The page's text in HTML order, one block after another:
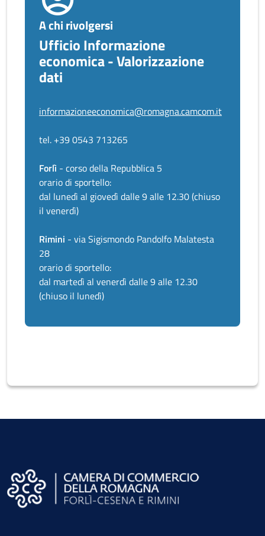
A chi rivolgersi
Ufficio Informazione
economica - Valorizzazione
dati
informazioneeconomica@romagna.camcom.it
tel. +39 0543 713265
Forlì - corso della Repubblica 5
orario di sportello:
dal lunedì al giovedì dalle 9 alle 12.30 (chiuso
il venerdì)
Rimini - via Sigismondo Pandolfo Malatesta
28
orario di sportello:
dal martedì al venerdì dalle 9 alle 12.30
(chiuso il lunedì)